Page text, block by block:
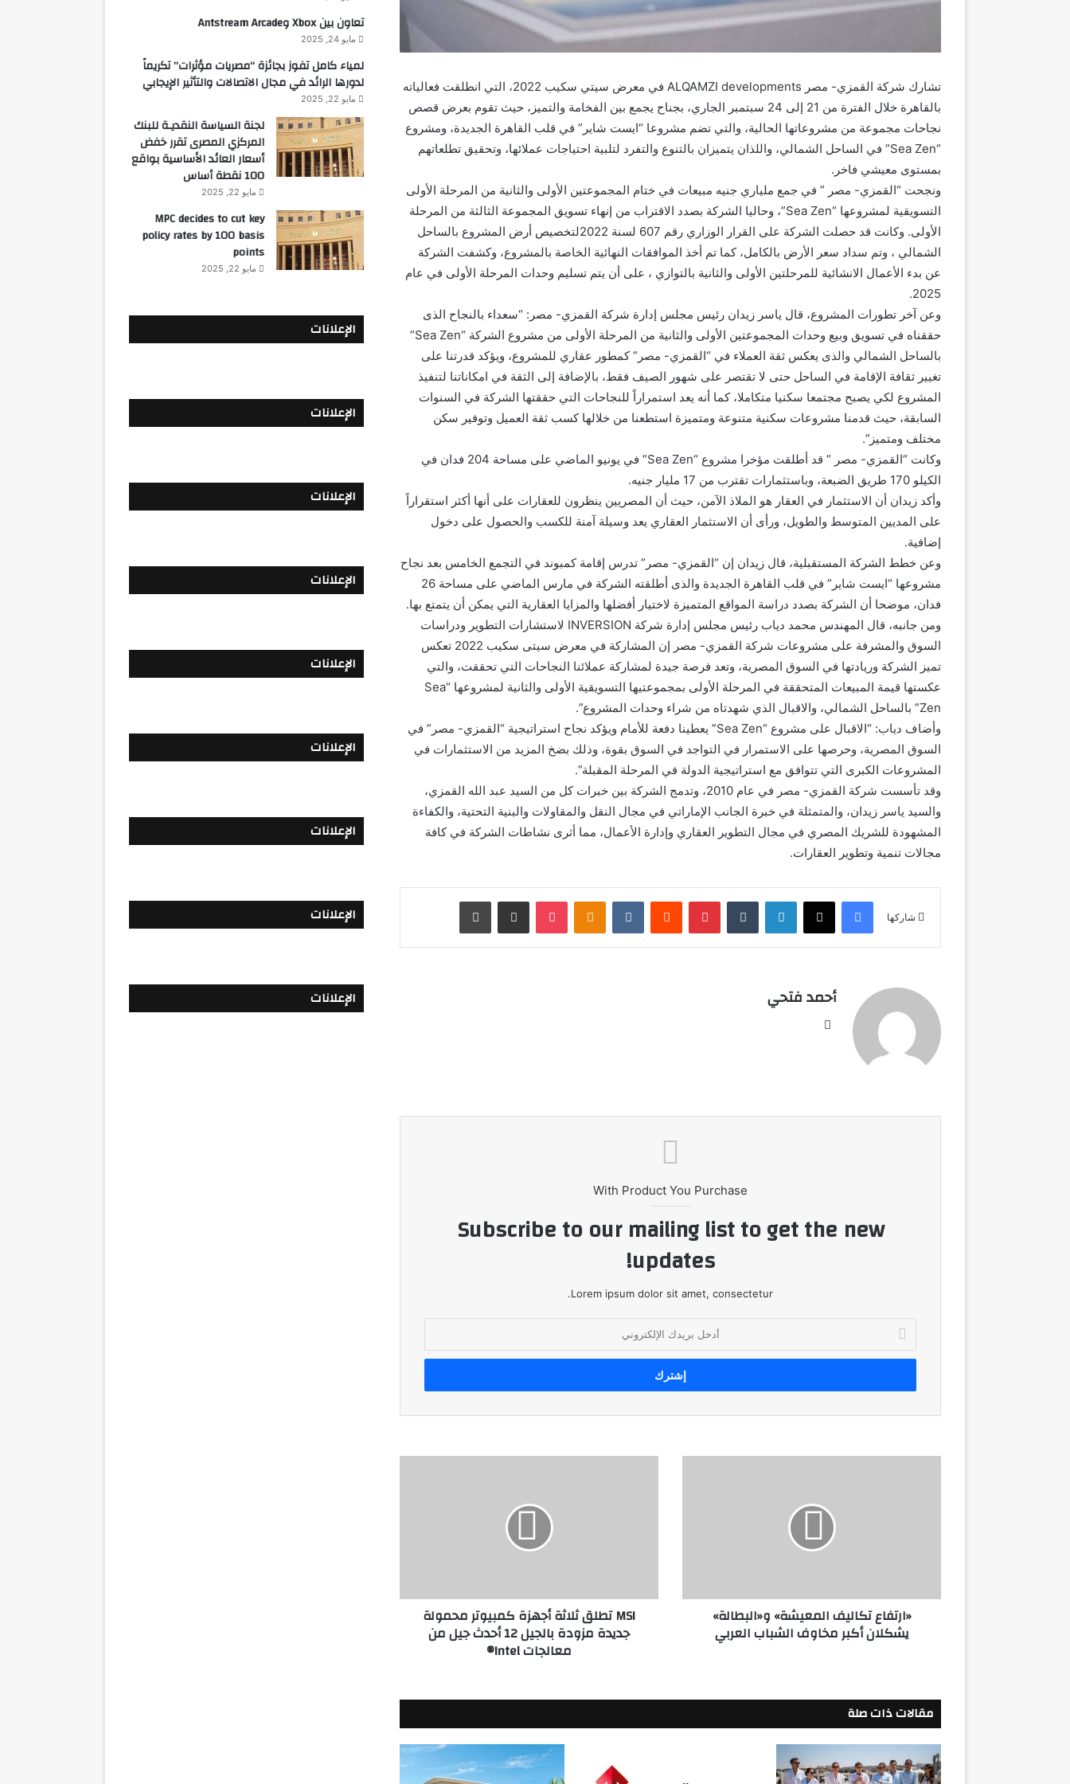
تشارك شركة القمزي- مصر ALQAMZI developments في معرض سيتي سكيب 2022، التي انطلقت فعالياته
بالقاهرة خلال الفترة من 21 إلى 24 سبتمبر الجاري، بجناح يجمع بين الفخامة والتميز، حيث تقوم بعرض قصص
نجاحات مجموعة من مشروعاتها الحالية، والتي تضم مشروعا “ايست شاير” في قلب القاهرة الجديدة، ومشروع
“Sea Zen” في الساحل الشمالي، واللذان يتميزان بالتنوع والتفرد لتلبية احتياجات عملائها، وتحقيق تطلعاتهم
بمستوى معيشي فاخر.
ونجحت “القمزي- مصر ” في جمع ملياري جنيه مبيعات في ختام المجموعتين الأولى والثانية من المرحلة الأولى
التسويقية لمشروعها “Sea Zen”، وحاليا الشركة بصدد الاقتراب من إنهاء تسويق المجموعة الثالثة من المرحلة
الأولى. وكانت قد حصلت الشركة على القرار الوزاري رقم 607 لسنة 2022لتخصيص أرض المشروع بالساحل
الشمالي ، وتم سداد سعر الأرض بالكامل، كما تم أخذ الموافقات النهائية الخاصة بالمشروع، وكشفت الشركة
عن بدء الأعمال الانشائية للمرحلتين الأولى والثانية بالتوازي ، على أن يتم تسليم وحدات المرحلة الأولى في عام
2025.
وعن آخر تطورات المشروع، قال ياسر زيدان رئيس مجلس إدارة شركة القمزي- مصر: “سعداء بالنجاح الذى
حققناه في تسويق وبيع وحدات المجموعتين الأولى والثانية من المرحلة الأولى من مشروع الشركة “Sea Zen”
بالساحل الشمالي والذى يعكس ثقة العملاء في “القمزي- مصر” كمطور عقاري للمشروع، ويؤكد قدرتنا على
تغيير ثقافة الإقامة في الساحل حتى لا تقتصر على شهور الصيف فقط، بالإضافة إلى الثقة في امكاناتنا لتنفيذ
المشروع لكي يصبح مجتمعا سكنيا متكاملا، كما أنه يعد استمراراً للنجاحات التي حققتها الشركة في السنوات
السابقة، حيث قدمنا مشروعات سكنية متنوعة ومتميزة استطعنا من خلالها كسب ثقة العميل وتوفير سكن
مختلف ومتميز”.
وكانت “القمزي- مصر ” قد أطلقت مؤخرا مشروع “Sea Zen” في يونيو الماضي على مساحة 204 فدان في
الكيلو 170 طريق الضبعة، وباستثمارات تقترب من 17 مليار جنيه.
وأكد زيدان أن الاستثمار في العقار هو الملاذ الآمن، حيث أن المصريين ينظرون للعقارات على أنها أكثر استقراراً
على المديين المتوسط والطويل، ورأى أن الاستثمار العقاري يعد وسيلة آمنة للكسب والحصول على دخول
إضافية.
وعن خطط الشركة المستقبلية، قال زيدان إن “القمزي- مصر” تدرس إقامة كمبوند في التجمع الخامس بعد نجاح
مشروعها “ايست شاير” في قلب القاهرة الجديدة والذى أطلقته الشركة في مارس الماضي على مساحة 26
فدان، موضحا أن الشركة بصدد دراسة المواقع المتميزة لاختيار أفضلها والمزايا العقارية التي يمكن أن يتمتع بها.
ومن جانبه، قال المهندس محمد دياب رئيس مجلس إدارة شركة INVERSION لاستشارات التطوير ودراسات
السوق والمشرفة على مشروعات شركة القمزي- مصر إن المشاركة في معرض سيتى سكيب 2022 تعكس
تميز الشركة وريادتها في السوق المصرية، وتعد فرصة جيدة لمشاركة عملائنا النجاحات التي تحققت، والتي
عكستها قيمة المبيعات المتحققة في المرحلة الأولى بمجموعتيها التسويقية الأولى والثانية لمشروعها “Sea
Zen” بالساحل الشمالي، والاقبال الذي شهدتاه من شراء وحدات المشروع”.
وأضاف دياب: “الاقبال على مشروع “Sea Zen” يعطينا دفعة للأمام ويؤكد نجاح استراتيجية “القمزي- مصر” في
السوق المصرية، وحرصها على الاستمرار في التواجد في السوق بقوة، وذلك بضخ المزيد من الاستثمارات في
المشروعات الكبرى التي تتوافق مع استراتيجية الدولة في المرحلة المقبلة”.
وقد تأسست شركة القمزي- مصر في عام 2010، وتدمج الشركة بين خبرات كل من السيد عبد الله القمزي،
والسيد ياسر زيدان، والمتمثلة في خبرة الجانب الإماراتي في مجال النقل والمقاولات والبنية التحتية، والكفاءة
المشهودة للشريك المصري في مجال التطوير العقاري وإدارة الأعمال، مما أثرى نشاطات الشركة في كافة
مجالات تنمية وتطوير العقارات.
شاركها
فيسبوك ‫X لينكدإن بينتيريست Odnoklassniki
‫Pocket مشاركة عبر البريد طباعة
أحمد فتحي
With Product You Purchase
Subscribe to our mailing list to get the new
updates!
Lorem ipsum dolor sit amet, consectetur.
بريدك
الإلكتروني
العربي
«ارتفاع تكاليف المعيشة» و«البطالة»
يشكلان أكبر مخاوف الشباب العربي
بالجيل
Intel®️
MSI تطلق ثلاثة أجهزة كمبيوتر محمولة
جديدة مزودة بالجيل 12 أحدث جيل من
معالجات Intel®️
مقالات ذات صلة
تعاون بين Xbox وAntstream Arcade
مايو 24, 2025
لمياء كامل تفوز بجائزة “مصريات مؤثرات” تكريماً
لدورها الرائد في مجال الاتصالات والتأثير الإيجابي
مايو 22, 2025
لجنة السياسة النقديـة للبنك
المركزي المصرى تقرر خفض
أسعار العائد الأساسية بواقع
100 نقطة أساس
مايو 22, 2025
MPC decides to cut key
policy rates by 100 basis
points
مايو 22, 2025
الإعلانات
الإعلانات
الإعلانات
الإعلانات
الإعلانات
الإعلانات
الإعلانات
الإعلانات
الإعلانات